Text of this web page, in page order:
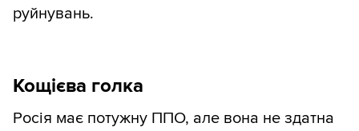
руйнувань.
Кощієва голка
Росія має потужну ППО, але вона не здатна